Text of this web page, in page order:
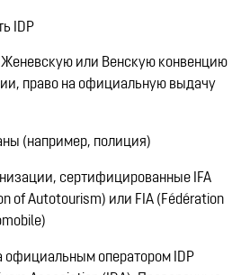
IDP
Женевскую или Венскую конвенцию
, право на официальную выдачу
(например, полиция)
сертифицированные IFA
of Autotourism) или FIA (Fédération
официальным оператором IDP